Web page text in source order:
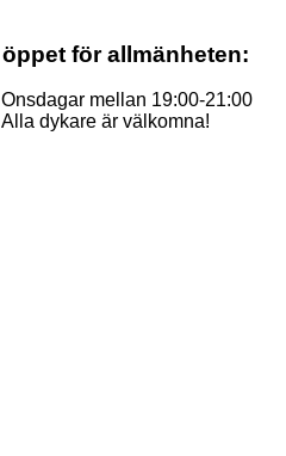
öppet för allmänheten:
Onsdagar mellan 19:00-21:00
Alla dykare är välkomna!